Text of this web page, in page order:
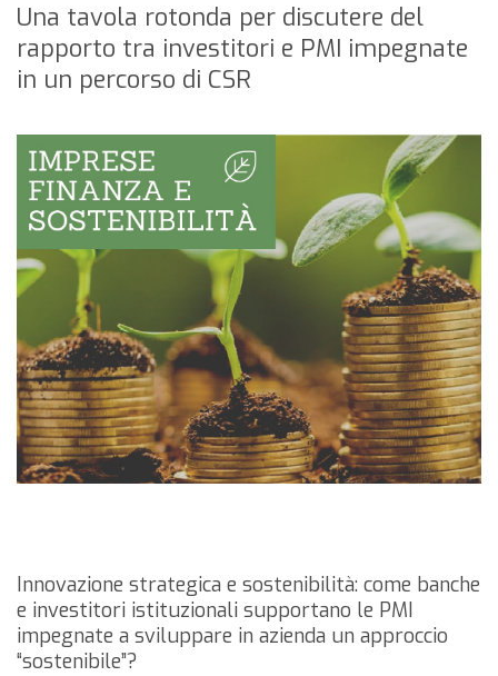
Una tavola rotonda per discutere del
rapporto tra investitori e PMI impegnate
in un percorso di CSR
Innovazione strategica e sostenibilità: come banche
e investitori istituzionali supportano le PMI
impegnate a sviluppare in azienda un approccio
“sostenibile”?